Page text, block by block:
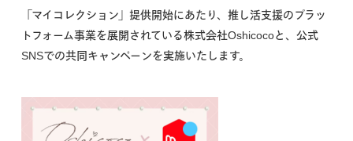
「マイコレクション」提供開始にあたり、推し活支援のプラッ
トフォーム事業を展開されている株式会社Oshicocoと、公式
SNSでの共同キャンペーンを実施いたします。